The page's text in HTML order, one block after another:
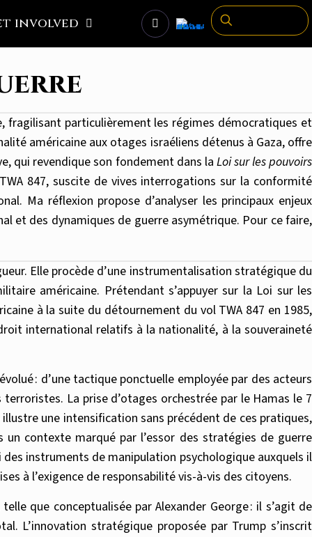
involved
fragilisant particulièrement les régimes démocratiques et
américaine aux otages israéliens détenus à Gaza, offre
qui revendique son fondement dans la Loi sur les pouvoirs
847, suscite de vives interrogations sur la conformité
Ma réflexion propose d’analyser les principaux enjeux
et des dynamiques de guerre asymétrique. Pour ce faire,
Elle procède d’une instrumentalisation stratégique du
américaine. Prétendant s’appuyer sur la Loi sur les
à la suite du détournement du vol TWA 847 en 1985,
international relatifs à la nationalité, à la souveraineté
: d’une tactique ponctuelle employée par des acteurs
La prise d’otages orchestrée par le Hamas le 7
une intensification sans précédent de ces pratiques,
contexte marqué par l’essor des stratégies de guerre
instruments de manipulation psychologique auxquels il
à l’exigence de responsabilité vis-à-vis des citoyens.
que conceptualisée par Alexander George : il s’agit de
L’innovation stratégique proposée par Trump s’inscrit